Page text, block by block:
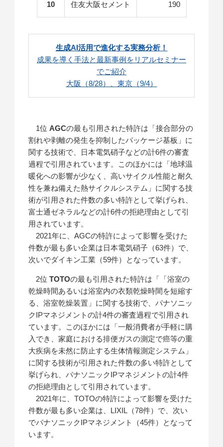
10 住友大阪セメント 190
生成AI活用で進化する実務分析！
成果を導く手法と最新事例をリアルセミナー
でご紹介
大阪（8/28）、東京（9/4）
1位AGCの最も引用された特許は「接合部分の
割れや剥離の発生を抑制したパッケージ基板」に
関する技術で、日本電気硝子などの計6件の審査
過程で引用されています。このほかには「地球温
暖化への影響が少なく、高いサイクル性能と耐久
性を兼ね備えた熱サイクルシステム」に関する技
術が引用された件数の多い特許として挙げられ、
富士通ゼネラルなどの計6件の拒絶理由として引
用されています。
2021年に、AGCの特許によって影響を受けた
件数が最も多い企業は日本電気硝子（63件）で、
次いでダイキン工業（59件）となっています。
2位TOTOの最も引用された特許は「「浴室の
乾燥時間あるいは浴室内の衣類乾燥時間を短縮す
る、浴室乾燥装置」に関する技術で、パナソニッ
クIPマネジメントの計4件の審査過程で引用され
ています。このほかには「一般消費者が手軽に購
入でき、家庭における排便ガスの測定で癌等の重
大疾病を未然に防止する生体情報測定システム」
に関する技術が引用された件数の多い特許として
挙げられ、パナソニックIPマネジメントの計4件
の拒絶理由として引用されています。
2021年に、TOTOの特許によって影響を受けた
件数が最も多い企業は、LIXIL（78件）で、次い
でパナソニックIPマネジメント（45件）となって
います。